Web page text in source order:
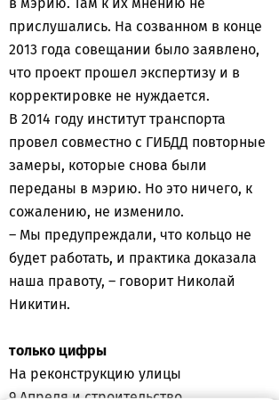
прислушались. На созванном в конце
2013 года совещании было заявлено,
что проект прошел экспертизу и в
корректировке не нуждается.
В 2014 году институт транспорта
провел совместно с ГИБДД повторные
замеры, которые снова были
переданы в мэрию. Но это ничего, к
сожалению, не изменило.
– Мы предупреждали, что кольцо не
будет работать, и практика доказала
наша правоту, – говорит Николай
Никитин.
только цифры
На реконструкцию улицы